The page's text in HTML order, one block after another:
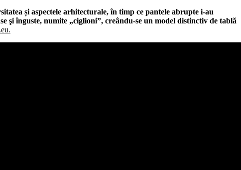
și aspectele arhitecturale, în timp ce pantele abrupte i-au
şi înguste, numite „ciglioni”, creându-se un model distinctiv de tablă